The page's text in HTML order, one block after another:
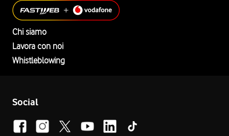
Chi siamo
Lavora con noi
Whistleblowing
Social